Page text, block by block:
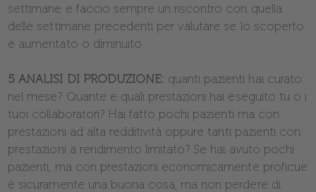
settimane e faccio sempre un riscontro con quella
delle settimane precedenti per valutare se lo scoperto
è aumentato o diminuito.
5 ANALISI DI PRODUZIONE: quanti pazienti hai curato
nel mese? Quante e quali prestazioni hai eseguito tu o i
tuoi collaboratori? Hai fatto pochi pazienti ma con
prestazioni ad alta redditività oppure tanti pazienti con
prestazioni a rendimento limitato? Se hai avuto pochi
pazienti, ma con prestazioni economicamente proficue
è sicuramente una buona cosa, ma non perdere di